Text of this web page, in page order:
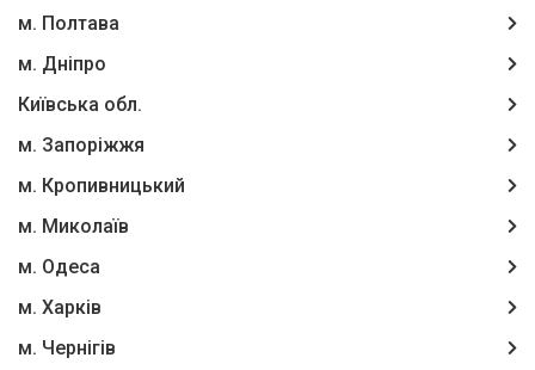
м. Полтава
м. Дніпро
Київська обл.
м. Запоріжжя
м. Кропивницький
м. Миколаїв
м. Одеса
м. Харків
м. Чернігів